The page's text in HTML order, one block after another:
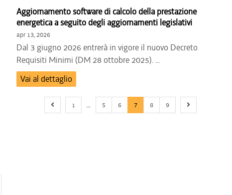
Aggiornamento software di calcolo della prestazione
energetica a seguito degli aggiornamenti legislativi
apr 13, 2026
Dal 3 giugno 2026 entrerà in vigore il nuovo Decreto
Requisiti Minimi (DM 28 ottobre 2025). ...
Vai al dettaglio
Previous page
First page
1 5 6 7 8 9 Next page